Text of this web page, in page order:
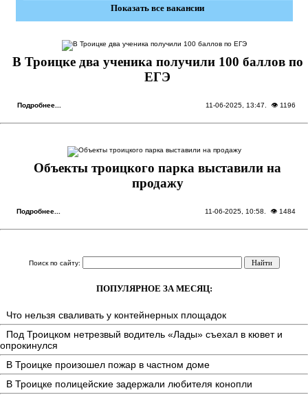
Показать все вакансии
В Троицке два ученика получили 100 баллов по
ЕГЭ
Подробнее... 11-06-2025, 13:47 . 👁 1196
Объекты троицкого парка выставили на
продажу
Подробнее... 11-06-2025, 10:58 . 👁 1484
Поиск по сайту:
ПОПУЛЯРНОЕ ЗА МЕСЯЦ:
Что нельзя сваливать у контейнерных площадок
Под Троицком нетрезвый водитель «Лады» съехал в кювет и
опрокинулся
В Троицке произошел пожар в частном доме
В Троицке полицейские задержали любителя конопли